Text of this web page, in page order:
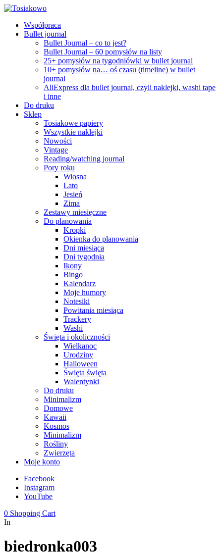
Współpraca
Bullet journal
Bullet Journal – co to jest?
Bullet Journal – 60 pomysłów na listy
25+ pomysłów na tygodniówki w bullet journal
10+ pomysłów na… oś czasu (timeline) w bullet
journal
AliExpress dla bullet journal, czyli naklejki, washi tape
i inne
Do druku
Sklep
Tosiakowe papiery
Wszystkie naklejki
Nowości
Vintage
Reading/watching journal
Pory roku
Wiosna
Lato
Jesień
Zima
Zestawy miesięczne
Do planowania
Kropki
Okienka do planowania
Dni miesiąca
Dni tygodnia
Ikony
Bingo
Kalendarz
Moje humory
Notesiki
Powitania miesiąca
Trackery
Washi
Święta i okoliczności
Wielkanoc
Urodziny
Halloween
Święta święta
Walentynki
Do druku
Minimalizm
Domowe
Kawaii
Kosmos
Minimalizm
Rośliny
Zwierzęta
Moje konto
Facebook
Instagram
YouTube
0 Shopping Cart
In
biedronka003